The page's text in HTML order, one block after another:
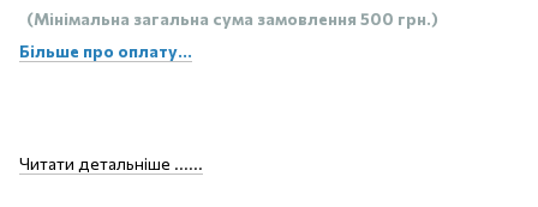
(Мінімальна загальна сума замовлення 500 грн.)
Більше про оплату...
Читати детальніше ......